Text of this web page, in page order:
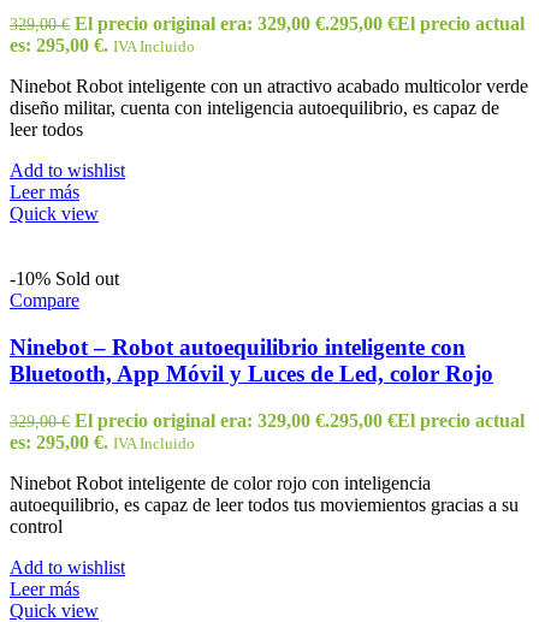
329,00€ El precio original era: 329,00 €.295,00 €El precio actual
es: 295,00 €. IVA Incluido
Ninebot Robot inteligente con un atractivo acabado multicolor verde
diseño militar, cuenta con inteligencia autoequilibrio, es capaz de
leer todos
Add to wishlist
Leer más
Quick view
-10% Sold out
Compare
Ninebot – Robot autoequilibrio inteligente con
Bluetooth, App Móvil y Luces de Led, color Rojo
329,00€ El precio original era: 329,00 €.295,00 €El precio actual
es: 295,00 €. IVA Incluido
Ninebot Robot inteligente de color rojo con inteligencia
autoequilibrio, es capaz de leer todos tus moviemientos gracias a su
control
Add to wishlist
Leer más
Quick view